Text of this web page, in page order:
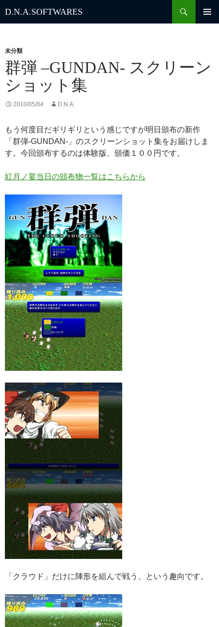
D.N.A.SOFTWARES
索
ン
ツ
へ
ス
キ
ッ
未分類
群弾 –GUNDAN- スクリーン
ショット集
2010/05/04 D.N.A.
もう何度目だギリギリという感じですが明日頒布の新作
「群弾-GUNDAN-」のスクリーンショット集をお届けしま
す。今回頒布するのは体験版、頒価１００円です。
紅月ノ宴当日の頒布物一覧はこちらから
「クラウド」だけに陣形を組んで戦う、という趣向です。